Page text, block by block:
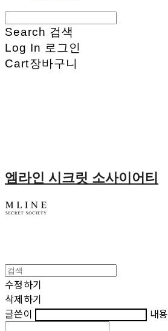
Search 검색
Log In 로그인
Cart장바구니
엠라인 시크릿 소사이어티
수정하기
삭제하기
글쓴이
내용